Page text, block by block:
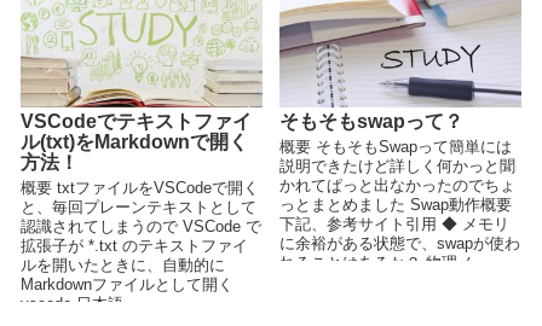
VSCodeでテキストファイ
ル(txt)をMarkdownで開く
方法！
概要 txtファイルをVSCodeで開く
と、毎回プレーンテキストとして
認識されてしまうので VSCode で
拡張子が *.txt のテキストファイ
ルを開いたときに、自動的に
Markdownファイルとして開く
vscode 日本語...
そもそもswapって？
概要 そもそもSwapって簡単には
説明できたけど詳しく何かっと聞
かれてぱっと出なかったのでちょ
っとまとめました Swap動作概要
下記、参考サイト引用 ◆ メモリ
に余裕がある状態で、swapが使わ
れることはあるか？ 物理メ...